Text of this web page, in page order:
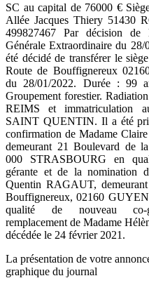
SC au capital de 76000 €
Allée Jacques Thiery 51430
499827467 Par décision de
Générale Extraordinaire du 28/
été décidé de transférer le
Route de Bouffignereux
du 28/01/2022. Durée : 99
Groupement forestier.
REIMS et immatriculation
SAINT QUENTIN. Il a été
confirmation de Madame
demeurant 21 Boulevard de
000 STRASBOURG en
gérante et de la nomination
Quentin RAGAUT,
Bouffignereux, 02160
qualité de nouveau co-
remplacement de Madame
décédée le 24 février 2021.
La présentation de votre
graphique du journal